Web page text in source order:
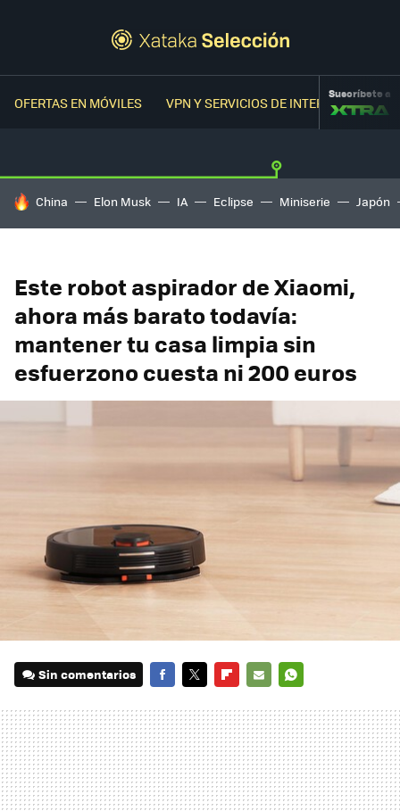
OFERTAS EN MÓVILES VPN Y SERVICIOS DE INTERNETSuscríbete a
HOY SE HABLA DE
China Elon Musk IA Eclipse Miniserie Japón
Este robot aspirador de Xiaomi,
ahora más barato todavía:
mantener tu casa limpia sin
esfuerzono cuesta ni 200 euros
Sin comentarios
MAIL